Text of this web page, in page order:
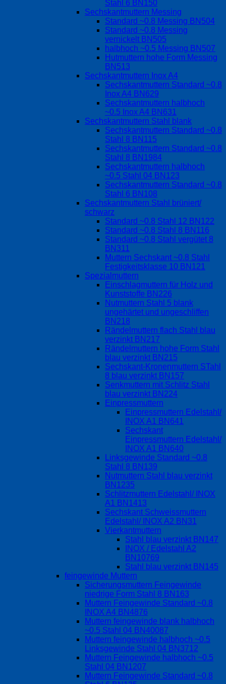
Stahl 6 BN150
Sechskantmuttern Messing
Standard ~0.8 Messing BN504
Standard ~0.8 Messing
vernickelt BN505
halbhoch ~0.5 Messing BN507
Hutmuttern hohe Form Messing
BN513
Sechskantmuttern Inox A4
Sechskantmuttern Standard ~0.8
Inox A4 BN629
Sechskantmuttern halbhoch
~0.5 Inox A4 BN631
Sechskantmuttern Stahl blank
Sechskantmuttern Standard ~0.8
Stahl 8 BN115
Sechskantmuttern Standard ~0.8
Stahl 8 BN1984
Sechskantmuttern halbhoch
~0.5 Stahl 04 BN123
Sechskantmuttern Standard ~0.8
Stahl 6 BN108
Sechskantmuttern Stahl brüniert/
schwarz
Standard ~0.8 Stahl 12 BN122
Standard ~0.8 Stahl 8 BN116
Standard ~0.8 Stahl vergütet 8
BN311
Muttern Sechskant ~0.8 Stahl
Festigkeitsklasse 10 BN121
Spezialmuttern
Einschlagmuttern für Holz und
Kunststoffe BN226
Nutmuttern Stahl 5 blank
ungehärtet und ungeschliffen
BN218
Rändelmuttern flach Stahl blau
verzinkt BN217
Rändelmuttern hohe Form Stahl
blau verzinkt BN215
Sechskant-Kronenmuttern STahl
8 blau verzinkt BN157
Senkmuttern mit Schlitz Stahl
blau verzinkt BN224
Einpressmuttern
Einpressmuttern Edelstahl/
INOX A1 BN641
Sechskant
Einpressmuttern Edelstahl/
INOX A1 BN640
Linksgewinde Standard ~0.8
Stahl 8 BN139
Nutmuttern Stahl blau verzinkt
BN1235
Schlitzmuttern Edelstahl/ INOX
A1 BN1413
Sechskant Schweissmuttern
Edelstahl/ INOX A2 BN31
Vierkantmuttern
Stahl blau verzinkt BN147
INOX / Edelstahl A2
BN10769
Stahl blau verzinkt BN145
feingewinde Muttern
Sicherungsmuttern Feingewinde
niedrige Form Stahl 8 BN163
Muttern Feingewinde Standard ~0.8
INOX A4 BN4876
Muttern feingewinde blank halbhoch
~0.5 Stahl 04 BN40087
Muttern feingewinde halbhoch ~0.5
Linksgewinde Stahl 04 BN3712
Muttern Feingewinde halbhoch ~0.5
Stahl 04 BN1207
Muttern Feingewinde Standard ~0.8